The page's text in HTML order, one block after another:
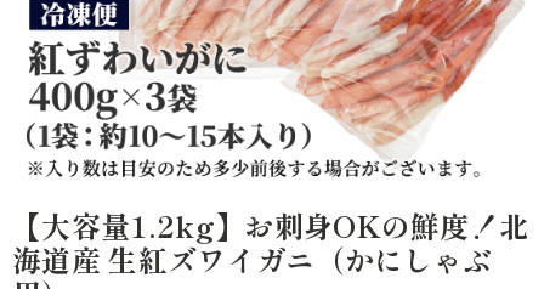
【大容量1.2kg】お刺身OKの鮮度！北
海道産 生紅ズワイガニ（かにしゃぶ